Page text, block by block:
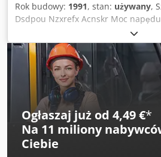
Rok budowy: 1991, stan: używany,
Dsdpou Nzxrefx Acnskr Moc
tłoczenia: 11 bar Pojemność litrowa:
zapotrzebowanie na moc: 2,8 kw
zbiornikiem ciśnieniowym Stan:
głowicy cylindra i tarcza stalowa.
sprzedaż jako dawca części
Ogłaszaj już od 4,49 €*
Na 11 miliony
Ciebie